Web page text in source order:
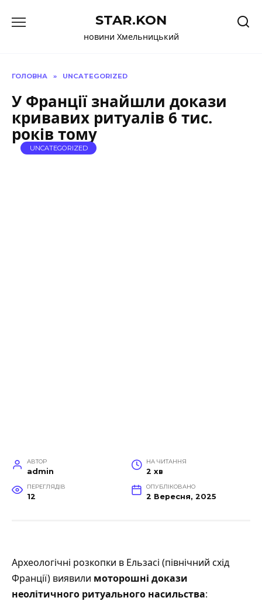
до
STAR.KON
новини Хмельницький
ГОЛОВНА » UNCATEGORIZED
У Франції знайшли докази
кривавих ритуалів 6 тис.
років тому
UNCATEGORIZED
АВТОР
admin
НА ЧИТАННЯ
2 хв
ПЕРЕГЛЯДІВ
12
ОПУБЛІКОВАНО
2 Вересня, 2025
Археологічні розкопки в Ельзасі (північний схід
Франції) виявили моторошні докази
неолітичного ритуального насильства: